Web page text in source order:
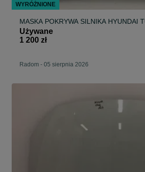
MASKA POKRYWA SILNIKA HYUNDAI
Używane
1 200 zł
Radom - 05 sierpnia 2026
WYRÓŻNIONE